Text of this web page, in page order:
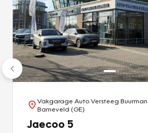
Vakgarage Auto Versteeg
Barneveld (GE)
Jaecoo 5